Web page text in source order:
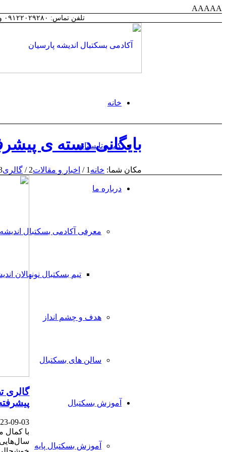
AAAAA
تلفن تماس: ۰۹۱۲۲۰۲۹۲۸۰ و 02188564060 | ایمیل: info@andisheparsian.club | روزها و ساعات کاری: شنبه تا چهارشنبه، ۱۲:۰۰ تا ۱۶:۰۰
خانه
کمپ تابستانه
درباره ما
معرفی آکادمی بسکتبال
تیم بسکتبال نونهالان
هدف و چشم انداز
سالن های بسکتبال
آموزش بسکتبال
آموزش بسکتبال پایه
بایگانی دسته ی
مکان شما: خانه 1
/ اخبار و مقالات2
/ گالری
گالری
پیشرفته
09-03
با کمال
سال‌هایی